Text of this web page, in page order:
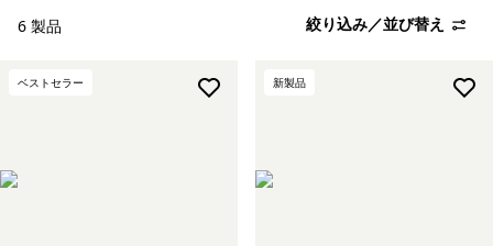
6 製品 絞り込み／並び替え
ベストセラー 新製品